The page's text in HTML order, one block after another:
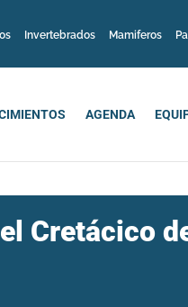
Invertebrados Mamiferos
AGENDA
Cretácico